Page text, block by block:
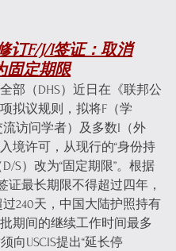
订F/J/I签证：取消
固定期限
部（DHS）近日在《联邦公
拟议规则，拟将F（学
流访问学者）及多数I（外
境许可，从现行的“身份持
S）改为“固定期限”。根据
证最长期限不得超过四年，
240天，中国大陆护照持有
期间的继续工作时间最多
向USCIS提出“延长停